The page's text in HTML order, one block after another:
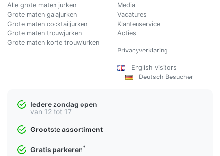
Alle grote maten jurken
Grote maten galajurken
Grote maten cocktailjurken
Grote maten trouwjurken
Grote maten korte trouwjurken
Media
Vacatures
Klantenservice
Acties
Privacyverklaring
English visitors
Deutsch Besucher
Iedere zondag open
van 12 tot 17
Grootste assortiment
Gratis parkeren*